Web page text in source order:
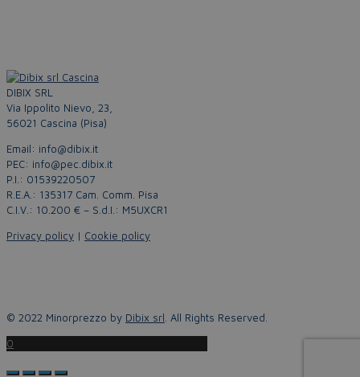
DIBIX SRL
Via Ippolito Nievo, 23,
56021 Cascina (Pisa)
Email: info@dibix.it
PEC: info@pec.dibix.it
P.I.: 01539220507
R.E.A.: 135317 Cam. Comm. Pisa
C.I.V.: 10.200 € – S.d.I.: M5UXCR1
Privacy policy | Cookie policy
© 2022 Minorprezzo by Dibix srl. All Rights Reserved.
0